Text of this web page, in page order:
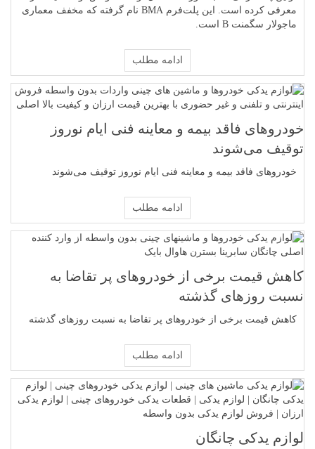
معرفی کرده است. این پلت‌فرم BMA نام گرفته که مخفف معماری
ماجولار سگمنت B است.
ادامه مطلب
خودروهای فاقد بیمه و معاینه فنی ایام نوروز
توقیف می‌شوند
خودروهای فاقد بیمه و معاینه فنی ایام نوروز توقیف می‌شوند
ادامه مطلب
کاهش قیمت برخی از خودروهای پر تقاضا به
نسبت روزهای گذشته
کاهش قیمت برخی از خودروهای پر تقاضا به نسبت روزهای گذشته
ادامه مطلب
لوازم یدکی چانگان